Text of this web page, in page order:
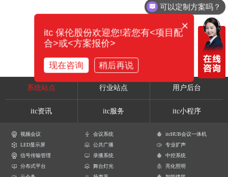
系统站点 行业站点 用户后台
itc资讯 itc服务 itc小程序
视频会议 会议系统
itcHUB会议一体机
LED显示屏
公共广播
专业扩声
信号传输管理
录播系统
中控系统
分布式平台
舞台灯光
亮化照明
可以定制方案吗？
×
itc 保伦股份欢迎您!若您有<项目配
合>或<方案报价>
现在咨询 稍后再说